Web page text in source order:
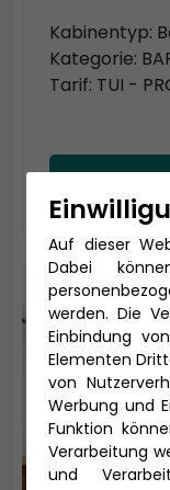
Kabinentyp:
Kategorie:
Tarif: TUI -
Auf dieser
Dabei
werden. Die
Einbindung
Elementen
von
Werbung und
Funktion
Verarbeitung
und